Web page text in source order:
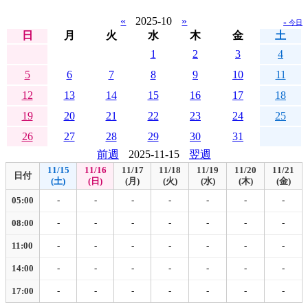
« 2025-10 » » 今日
日 月 火 水 木 金
土
1
2 3
4
5
6 7 8 9 10
11
12
13 14 15 16 17
18
19
20 21 22 23 24
25
26
27 28 29 30
31
前週
2025-11-15 翌週
日付
11/15
(土)
11/16
(日)
11/17
(月)
11/18
(火)
11/19
(水)
11/20
(木)
11/21
(金)
05:00
- - - - - - -
08:00 - - - - - - -
11:00 - - - - - - -
14:00 - - - - - - -
17:00 - - - - - - -